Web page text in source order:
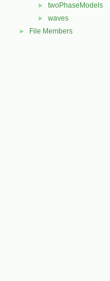
► twoPhaseModels
► waves
► File Members